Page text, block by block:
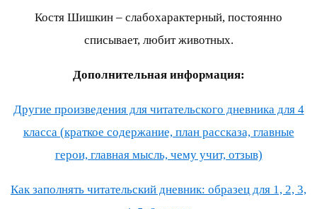
Костя Шишкин – слабохарактерный, постоянно
списывает, любит животных.
Дополнительная информация:
Другие произведения для читательского дневника для 4
класса (краткое содержание, план рассказа, главные
герои, главная мысль, чему учит, отзыв)
Как заполнять читательский дневник: образец для 1, 2, 3,